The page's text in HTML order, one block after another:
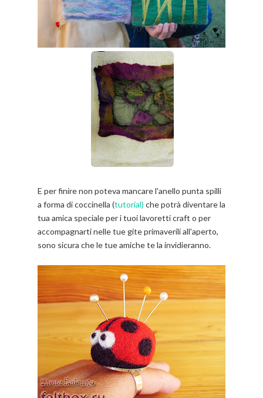
E per finire non poteva mancare l'anello punta spilli
a forma di coccinella (tutorial) che potrà diventare la
tua amica speciale per i tuoi lavoretti craft o per
accompagnarti nelle tue gite primaverili all'aperto,
sono sicura che le tue amiche te la invidieranno.